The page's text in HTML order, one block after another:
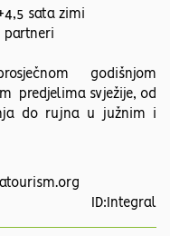
sata zimi
partneri
godišnjom
predjelima svježije, od
do rujna u južnim i
ID:Integral